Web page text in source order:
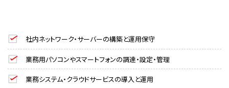
社内ネットワーク・サーバーの構築と運用保守
業務用パソコンやスマートフォンの調達・設定・管理
業務システム・クラウドサービスの導入と運用